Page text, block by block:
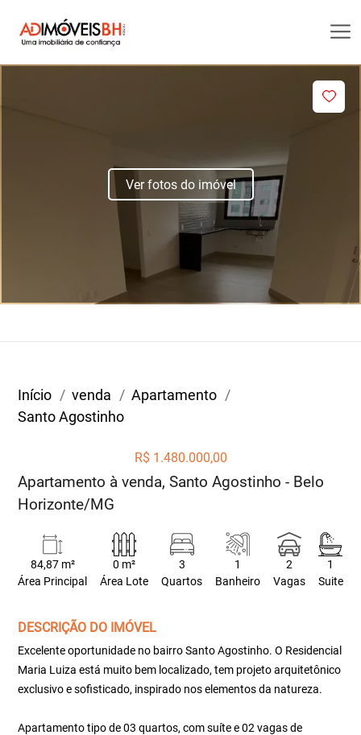
Ver fotos do imóvel
Início venda
Apartamento
Santo Agostinho
R$ 1.480.000,00
Apartamento à venda, Santo Agostinho - Belo
Horizonte/MG
84,87 m²
Área Principal
0 m²
Área Lote
3
Quartos
1
Banheiro
2
Vagas
1
Suite
DESCRIÇÃO DO IMÓVEL
Excelente oportunidade no bairro Santo Agostinho. O Residencial
Maria Luiza está muito bem localizado, tem projeto arquitetônico
exclusivo e sofisticado, inspirado nos elementos da natureza.
Apartamento tipo de 03 quartos, com suíte e 02 vagas de